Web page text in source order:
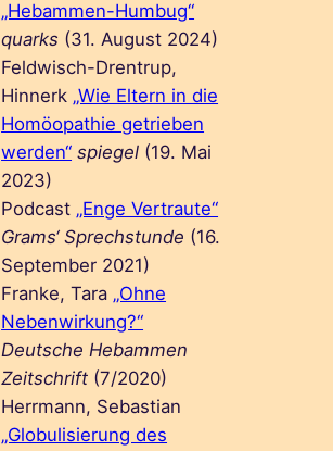
„Hebammen-Humbug“
quarks (31. August 2024)
Feldwisch-Drentrup,
Hinnerk „Wie Eltern in die
Homöopathie getrieben
werden“ spiegel (19. Mai
2023)
Podcast „Enge Vertraute“
Grams‘ Sprechstunde (16.
September 2021)
Franke, Tara „Ohne
Nebenwirkung?“
Deutsche Hebammen
Zeitschrift (7/2020)
Herrmann, Sebastian
„Globulisierung des